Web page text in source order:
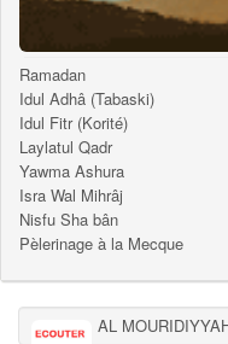
Ramadan
Idul Adhâ (Tabaski)
Idul Fitr (Korité)
Laylatul Qadr
Yawma Ashura
Isra Wal Mihrâj
Nisfu Sha bân
Pèlerinage à la Mecque
AL